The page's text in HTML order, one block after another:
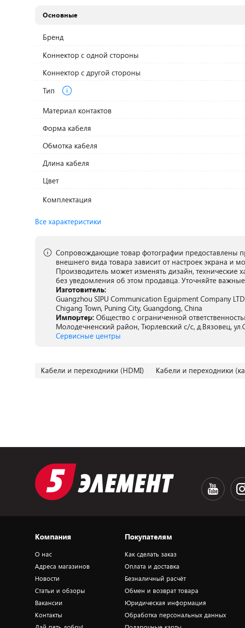
Основные
Бренд
Коннектор с одной стороны
Коннектор с другой стороны
Тип
Материал контактов
Форма кабеля
Обмотка кабеля
Длина кабеля
Цвет
Комплектация
Все характеристики
Сопровождающие товар фотографии предоставлены
внешнего вида товара зависит от настроек экрана и
Производитель может изменять дизайн, технические
без уведомления об этом продавца. Уточняйте
Изготовитель:
Guangzhou SIPU Communication Eguipment Company
Chigang Town, Puning City, Guangdong, China
Импортер: Общество с ограниченной
Молодечненский район, Тюрлевский с/с, д.Вязовец,
Сервисные центры
Кабели и переходники (HDMI) Кабели и переходники
Компания
О нас
Адреса магазинов
Новости
Статьи и обзоры
Вакансии
Контакты
Покупателям
Как сделать заказ
Оплата и доставка
Безналичный расчёт
Обмен и возврат товара
Юридическая информация
Обработка персональных данных